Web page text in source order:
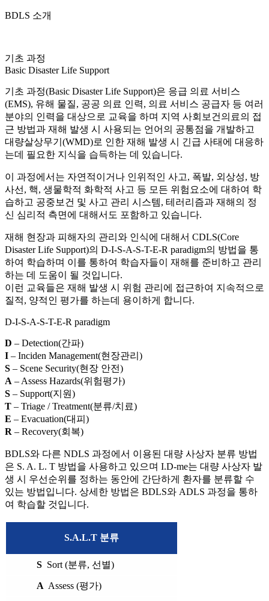
BDLS 소개
기초 과정
Basic Disaster Life Support
기초 과정(Basic Disaster Life Support)은 응급 의료 서비스
(EMS), 유해 물질, 공공 의료 인력, 의료 서비스 공급자 등 여러
분야의 인력을 대상으로 교육을 하며 지역 사회보건의료의 접
근 방법과 재해 발생 시 사용되는 언어의 공통점을 개발하고
대량살상무기(WMD)로 인한 재해 발생 시 긴급 사태에 대응하
는데 필요한 지식을 습득하는 데 있습니다.
이 과정에서는 자연적이거나 인위적인 사고, 폭발, 외상성, 방
사선, 핵, 생물학적 화학적 사고 등 모든 위험요소에 대하여 학
습하고 공중보건 및 사고 관리 시스템, 테러리즘과 재해의 정
신 심리적 측면에 대해서도 포함하고 있습니다.
재해 현장과 피해자의 관리와 인식에 대해서 CDLS(Core
Disaster Life Support)의 D-I-S-A-S-T-E-R paradigm의 방법을 통
하여 학습하며 이를 통하여 학습자들이 재해를 준비하고 관리
하는 데 도움이 될 것입니다.
이런 교육들은 재해 발생 시 위험 관리에 접근하여 지속적으로
질적, 양적인 평가를 하는데 용이하게 합니다.
D-I-S-A-S-T-E-R paradigm
D – Detection(간파)
I – Inciden Management(현장관리)
S – Scene Security(현장 안전)
A – Assess Hazards(위험평가)
S – Support(지원)
T – Triage / Treatment(분류/치료)
E – Evacuation(대피)
R – Recovery(회복)
BDLS와 다른 NDLS 과정에서 이용된 대량 사상자 분류 방법
은 S. A. L. T 방법을 사용하고 있으며 I.D-me는 대량 사상자 발
생 시 우선순위를 정하는 동안에 간단하게 환자를 분류할 수
있는 방법입니다. 상세한 방법은 BDLS와 ADLS 과정을 통하
여 학습할 것입니다.
S.A.L.T 분류
S Sort (분류, 선별)
A Assess (평가)